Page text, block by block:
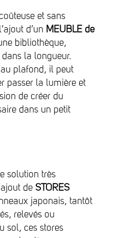
et sans
d’un MEUBLE de
bibliothèque,
la longueur.
plafond, il peut
passer la lumière et
de créer du
dans un petit
solution très
de STORES
japonais, tantôt
relevés ou
sol, ces stores